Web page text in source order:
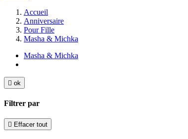
Accueil
Anniversaire
Pour Fille
Masha & Michka
Masha & Michka
 ok
Filtrer par
 Effacer tout